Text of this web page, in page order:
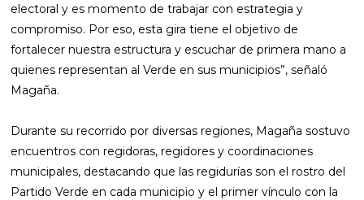
electoral y es momento de trabajar con estrategia y
compromiso. Por eso, esta gira tiene el objetivo de
fortalecer nuestra estructura y escuchar de primera mano a
quienes representan al Verde en sus municipios”, señaló
Magaña.
Durante su recorrido por diversas regiones, Magaña sostuvo
encuentros con regidoras, regidores y coordinaciones
municipales, destacando que las regidurías son el rostro del
Partido Verde en cada municipio y el primer vínculo con la